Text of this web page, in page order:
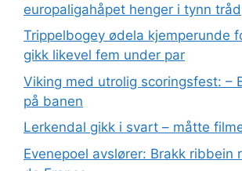
europaligahåpet henger i tynn tråd
Trippelbogey ødela kjemperunde
gikk likevel fem under par
Viking med utrolig scoringsfest: –
på banen
Lerkendal gikk i svart – måtte
Evenepoel avslører: Brakk ribbein